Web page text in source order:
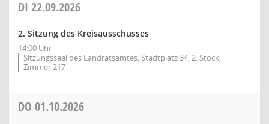
DI 22.09.2026
2. Sitzung des Kreisausschusses
14:00 Uhr
Sitzungssaal des Landratsamtes, Stadtplatz 34, 2. Stock,
Zimmer 217
DO 01.10.2026